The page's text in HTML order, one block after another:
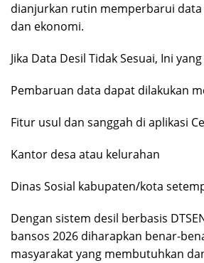
dianjurkan rutin memperbarui
dan ekonomi.
Jika Data Desil Tidak Sesuai, Ini
Pembaruan data dapat dilakukan
Fitur usul dan sanggah di aplikasi
Kantor desa atau kelurahan
Dinas Sosial kabupaten/kota
Dengan sistem desil berbasis
bansos 2026 diharapkan benar-
masyarakat yang membutuhkan